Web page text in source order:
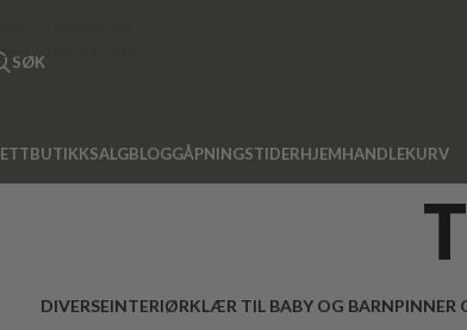
Skip to main content
SØK
SALGBLOGGÅPNINGSTIDERHJEMHANDLEKURV
DIVERSEINTERIØRKLÆR TIL BABY OG BARNPINNER